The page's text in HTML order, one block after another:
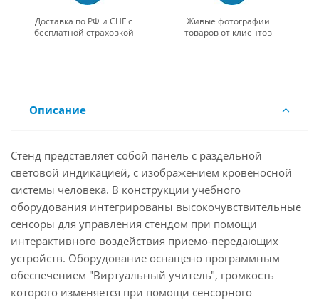
Доставка по РФ и СНГ с
бесплатной страховкой
Живые фотографии
товаров от клиентов
Описание
Стенд представляет собой панель с раздельной
световой индикацией, с изображением кровеносной
системы человека. В конструкции учебного
оборудования интегрированы высокочувствительные
сенсоры для управления стендом при помощи
интерактивного воздействия приемо-передающих
устройств. Оборудование оснащено программным
обеспечением "Виртуальный учитель", громкость
которого изменяется при помощи сенсорного